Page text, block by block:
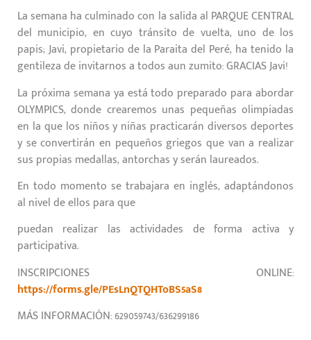
La semana ha culminado con la salida al PARQUE CENTRAL
del municipio, en cuyo tránsito de vuelta, uno de los
papis; Javi, propietario de la Paraita del Peré, ha tenido la
gentileza de invitarnos a todos aun zumito: GRACIAS Javi!
La próxima semana ya está todo preparado para abordar
OLYMPICS, donde crearemos unas pequeñas olimpiadas
en la que los niños y niñas practicarán diversos deportes
y se convertirán en pequeños griegos que van a realizar
sus propias medallas, antorchas y serán laureados.
En todo momento se trabajara en inglés, adaptándonos
al nivel de ellos para que
puedan realizar las actividades de forma activa y
participativa.
INSCRIPCIONES ONLINE:
https://forms.gle/PEsLnQTQHToBS5aS8
MÁS INFORMACIÓN: 629059743/636299186